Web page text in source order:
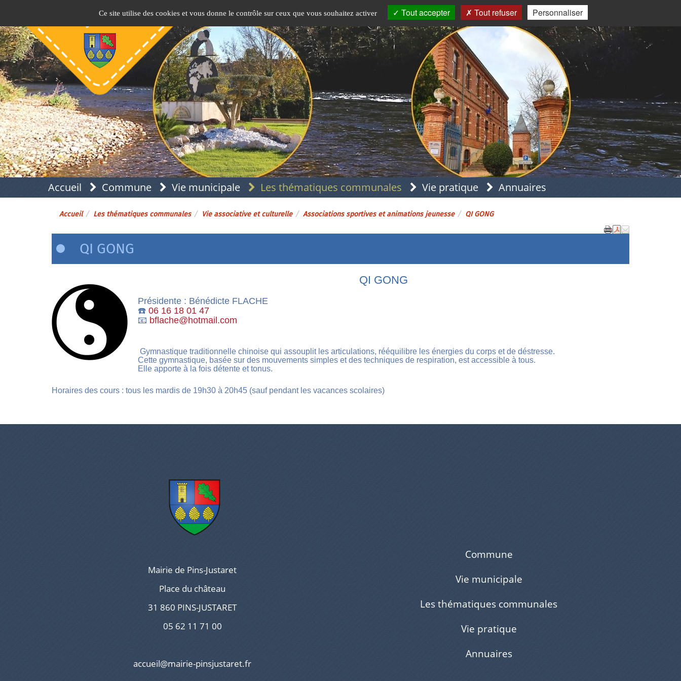
Accueil Commune Vie municipale Les thématiques communales Vie pratique Annuaires
Accueil Les thématiques communales Vie associative et culturelle Associations sportives et animations jeunesse QI GONG
QI GONG
QI GONG
Présidente : Bénédicte FLACHE
☎️ 06 16 18 01 47
📧 bflache@hotmail.com
Gymnastique traditionnelle chinoise qui assouplit les articulations, rééquilibre les énergies du corps et de déstresse.
Cette gymnastique, basée sur des mouvements simples et des techniques de respiration, est accessible à tous.
Elle apporte à la fois détente et tonus.
Horaires des cours : tous les mardis de 19h30 à 20h45 (sauf pendant les vacances scolaires)
Mairie de Pins-Justaret
Place du château
31 860 PINS-JUSTARET
05 62 11 71 00
accueil@mairie-pinsjustaret.fr
Commune
Vie municipale
Les thématiques communales
Vie pratique
Annuaires
Ce site utilise des cookies et vous donne le contrôle sur ceux que vous souhaitez activer Tout accepter Tout refuser Personnaliser